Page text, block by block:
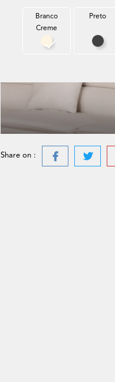
Branco
Creme
Branco Creme
Preto
Share on :